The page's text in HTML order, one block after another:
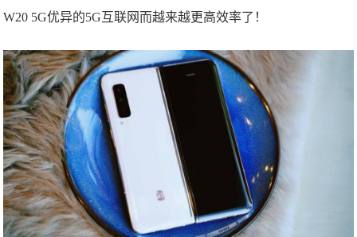
W20 5G优异的5G互联网而越来越更高效率了！